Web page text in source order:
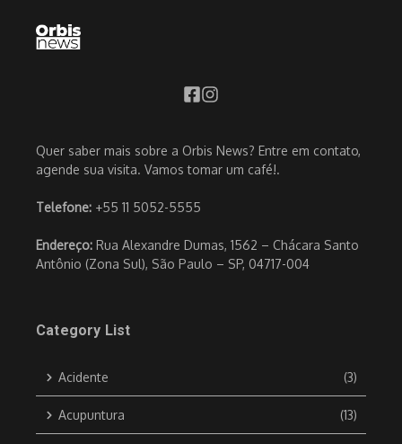
Quer saber mais sobre a Orbis News? Entre em contato,
agende sua visita. Vamos tomar um café!.
Telefone: +55 11 5052-5555
Endereço: Rua Alexandre Dumas, 1562 – Chácara Santo
Antônio (Zona Sul), São Paulo – SP, 04717-004
Category List
Acidente (3)
Acupuntura (13)